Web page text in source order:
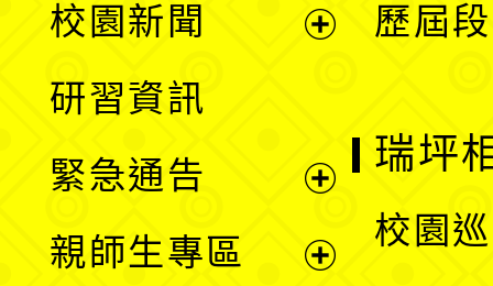
單
校園新聞
選
單
研習資訊
緊急通告
親師生專區
歷屆
瑞坪
校園